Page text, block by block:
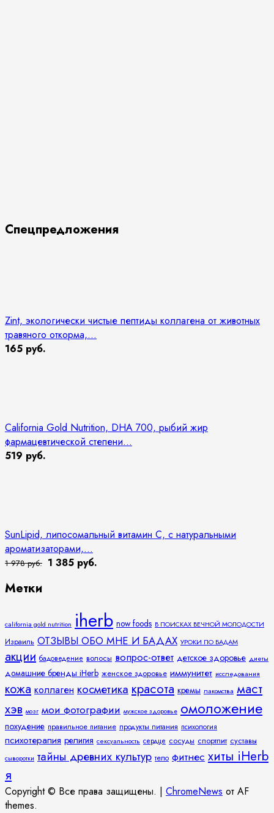
Спецпредложения
Zint, экологически чистые пептиды коллагена от животных
травяного откорма,...
165 руб.
California Gold Nutrition, DHA 700, рыбий жир
фармацевтической степени...
519 руб.
SunLipid, липосомальный витамин C, с натуральными
ароматизаторами,...
1 978 руб. 1 385 руб.
Метки
california gold nutrition iherb now foods В ПОИСКАХ ВЕЧНОЙ МОЛОДОСТИ
Израиль ОТЗЫВЫ ОБО МНЕ И БАДАХ УРОКИ ПО БАДАМ
акции бадоведение волосы вопрос-ответ детское здоровье диеты
домашние бренды iHerb женское здоровье иммунитет исследования
кожа коллаген косметика красота кремы лакомства маст
хэв мозг мои фотографии мужское здоровье омоложение
похудение правильное питание продукты питания психология
психотерапия религия сексуальность сердце сосуды спортпит суставы
сыворотки тайны древних культур тело фитнес хиты iHerb
я
Copyright © Все права защищены. | ChromeNews от AF
themes.